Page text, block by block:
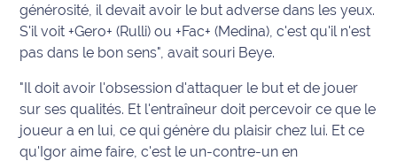
Ecouter
et voir
Maritima
Qui
sommes
nous ?
générosité, il devait avoir le but adverse dans les yeux.
S'il voit +Gero+ (Rulli) ou +Fac+ (Medina), c'est qu'il n'est
pas dans le bon sens", avait souri Beye.
"Il doit avoir l'obsession d'attaquer le but et de jouer
sur ses qualités. Et l'entraîneur doit percevoir ce que le
joueur a en lui, ce qui génère du plaisir chez lui. Et ce
qu'Igor aime faire, c'est le un-contre-un en